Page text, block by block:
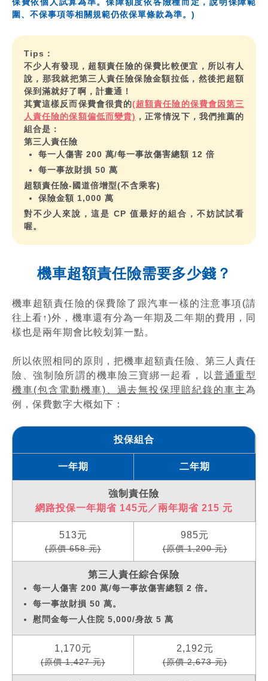
圍、不保事項等相關規範仍依保單條款為準。)
Tips：
不少人有發現，超額責任險的保費比較便宜，所以有人
說，那我就把第三人責任險保險金額拉低，然後把超額
保到滿就好了啊，計畫通！
其實這樣反而保費會很貴的(超額責任險的保費會因第三
人責任險的保額偏低而變貴) ，正常情況下，我們推薦的
組合是：
第三人責任險
每一人傷害 200 萬/每一事故傷害總額 12 倍
每一事故財損 50 萬
超額責任險-國道倍增型(不含乘客)
保險金額 1,000 萬
對不少人來說，這是 CP 值最好的組合，不妨試試看
喔。
機車超額責任險需要多少錢？
機車超額責任險的保費除了跟汽車一樣的注意事項(請
往上看↑)外，機車還有分為一年期及二年期的費用，同
樣也是兩年期會比較划算一點。
所以依照相同的原則，把機車超額責任險、第三人責任
險、強制險所謂的機車險三寶綁一起看， 以 普通重型
機車(包含電動機車)、過去無投保理賠紀錄的車主為
例，保費數字大概如下：
投保組合
一年期 二年期
強制責任險
網路投保一年期省 145元／兩年期省 215 元
513元
(原價 658 元)
985元
(原價 1,200 元)
第三人責任綜合保險
每一人傷害 200 萬/每一事故傷害總額 2 倍。
每一事故財損 50 萬。
慰問金每一人住院 5,000/身故 5 萬
1,170元
(原價 1,427 元)
2,192元
(原價 2,673 元)